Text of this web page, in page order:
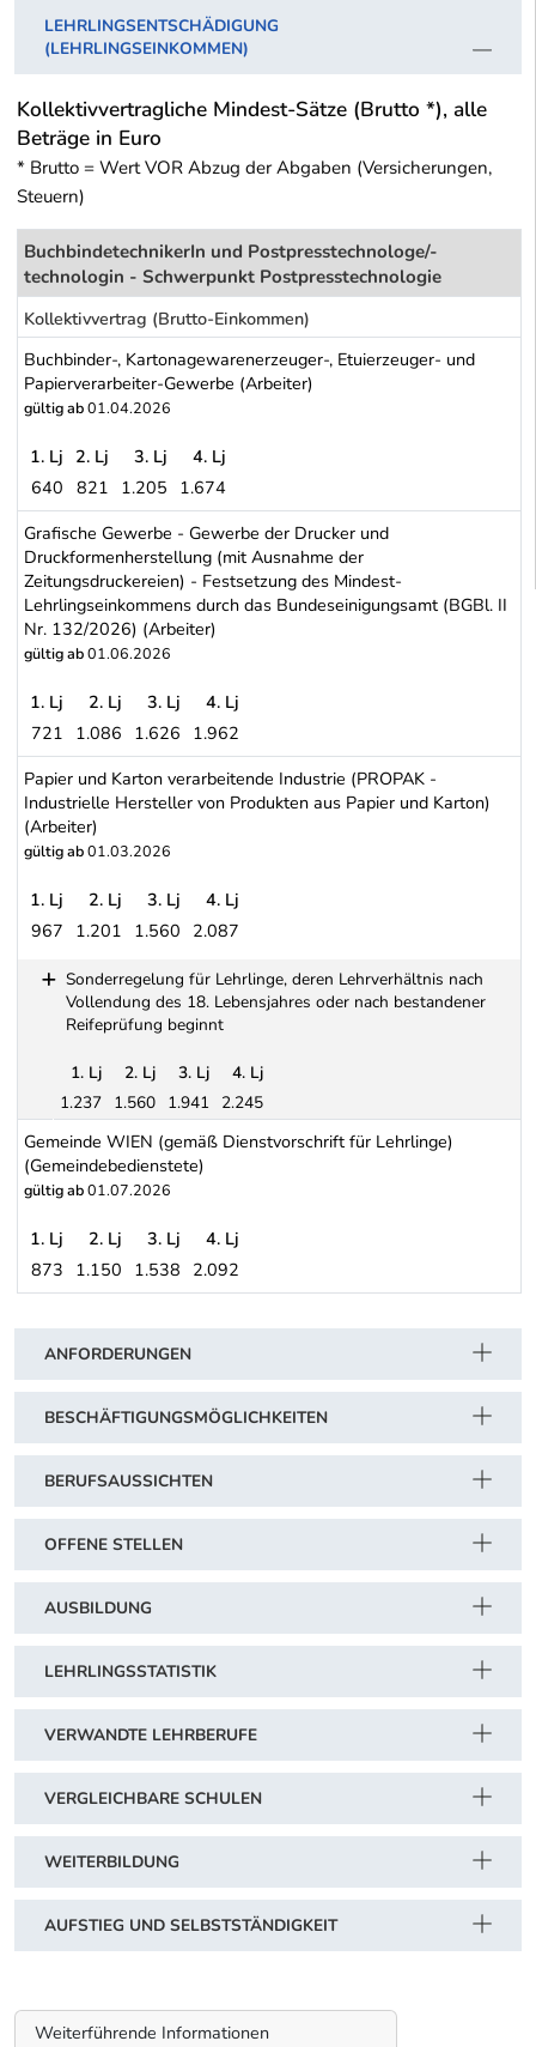
LEHRLINGSENTSCHÄDIGUNG
(LEHRLINGSEINKOMMEN)
Kollektivvertragliche Mindest-Sätze (Brutto *), alle
Beträge in Euro
* Brutto = Wert VOR Abzug der Abgaben (Versicherungen,
Steuern)
BuchbindetechnikerIn und Postpresstechnologe/-
technologin - Schwerpunkt Postpresstechnologie
Kollektivvertrag (Brutto-Einkommen)
Buchbinder-, Kartonagewarenerzeuger-, Etuierzeuger- und
Papierverarbeiter-Gewerbe (Arbeiter)
gültig ab01.04.2026
Buchbinder-, Kartonagewarenerzeuger-, Etuierzeuger- und
1. Lj 2. Lj 3. Lj
4. Lj
640 821 1.205 1.674
Grafische Gewerbe - Gewerbe der Drucker und
Druckformenherstellung (mit Ausnahme der
Zeitungsdruckereien) - Festsetzung des Mindest-
Lehrlingseinkommens durch das Bundeseinigungsamt (BGBl. II
Nr. 132/2026) (Arbeiter)
gültig ab01.06.2026
Grafische Gewerbe - Gewerbe der Drucker und
1. Lj 2. Lj 3. Lj
4. Lj
721 1.086 1.626 1.962
Papier und Karton verarbeitende Industrie (PROPAK -
Industrielle Hersteller von Produkten aus Papier und Karton)
(Arbeiter)
gültig ab01.03.2026
1. Lj 2. Lj 3. Lj
4. Lj
967 1.201 1.560 2.087
Sonderregelung für Lehrlinge, deren Lehrverhältnis nach
Vollendung des 18. Lebensjahres oder nach bestandener
Reifeprüfung beginnt
Sonderregelung für Lehrlinge, deren Lehrverhältnis nach
1. Lj 2. Lj 3. Lj
4. Lj
1.237 1.560 1.941 2.245
Gemeinde WIEN (gemäß Dienstvorschrift für Lehrlinge)
(Gemeindebedienstete)
gültig ab01.07.2026
Gemeinde WIEN (gemäß Dienstvorschrift für Lehrlinge)
1. Lj 2. Lj 3. Lj
4. Lj
873 1.150 1.538 2.092
ANFORDERUNGEN
BESCHÄFTIGUNGSMÖGLICHKEITEN
BERUFSAUSSICHTEN
OFFENE STELLEN
AUSBILDUNG
LEHRLINGSSTATISTIK
VERWANDTE LEHRBERUFE
VERGLEICHBARE SCHULEN
WEITERBILDUNG
AUFSTIEG UND SELBSTSTÄNDIGKEIT
Weiterführende Informationen